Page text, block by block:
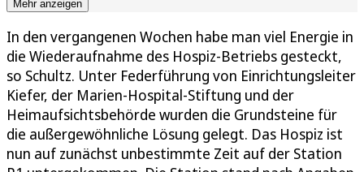
Mehr anzeigen
In den vergangenen Wochen habe man viel Energie in
die Wiederaufnahme des Hospiz-Betriebs gesteckt,
so Schultz. Unter Federführung von Einrichtungsleiter
Kiefer, der Marien-Hospital-Stiftung und der
Heimaufsichtsbehörde wurden die Grundsteine für
die außergewöhnliche Lösung gelegt. Das Hospiz ist
nun auf zunächst unbestimmte Zeit auf der Station